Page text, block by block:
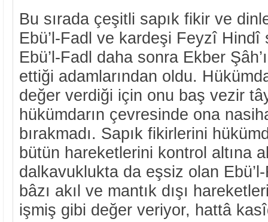
Bu sırada çeşitli sapık fikir ve
Ebü’l-Fadl ve kardeşi Feyzî
Ebü’l-Fadl daha sonra Ekber
ettiği adamlarından oldu.
değer verdiği için onu baş vezir
hükümdarın çevresinde ona
bırakmadı. Sapık fikirlerini
bütün hareketlerini kontrol altına
dalkavuklukta da eşsiz olan Ebü’l-
bâzı akıl ve mantık dışı
işmiş gibi değer veriyor, hattâ